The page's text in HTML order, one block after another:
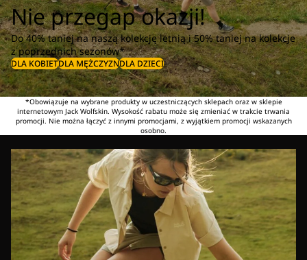
Nie przegap okazji!
Do 40% taniej na naszą kolekcję letnią i 50% taniej na kolekcje
z poprzednich sezonów*
DLA KOBIETDLA MĘŻCZYZNDLA DZIECI
*Obowiązuje na wybrane produkty w uczestniczących sklepach oraz w sklepie
internetowym Jack Wolfskin. Wysokość rabatu może się zmieniać w trakcie trwania
promocji. Nie można łączyć z innymi promocjami, z wyjątkiem promocji wskazanych
osobno.